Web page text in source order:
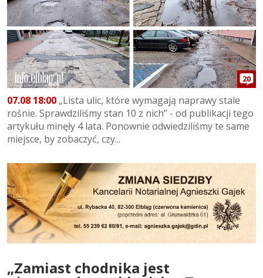
20
07.08 18:00 „Lista ulic, które wymagają naprawy stale
rośnie. Sprawdziliśmy stan 10 z nich” - od publikacji tego
artykułu minęły 4 lata. Ponownie odwiedziliśmy te same
miejsce, by zobaczyć, czy...
„Zamiast chodnika jest